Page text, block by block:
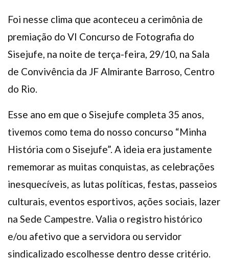
Foi nesse clima que aconteceu a cerimônia de
premiação do VI Concurso de Fotografia do
Sisejufe, na noite de terça-feira, 29/10, na Sala
de Convivência da JF Almirante Barroso, Centro
do Rio.
Esse ano em que o Sisejufe completa 35 anos,
tivemos como tema do nosso concurso “Minha
História com o Sisejufe”. A ideia era justamente
rememorar as muitas conquistas, as celebrações
inesquecíveis, as lutas políticas, festas, passeios
culturais, eventos esportivos, ações sociais, lazer
na Sede Campestre. Valia o registro histórico
e/ou afetivo que a servidora ou servidor
sindicalizado escolhesse dentro desse critério.